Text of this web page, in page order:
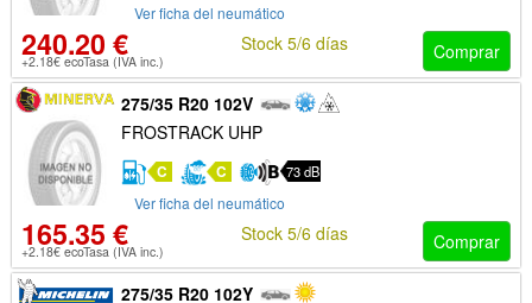
Ver ficha del neumático
240.20 €
+2.18€ ecoTasa (IVA inc.) Comprar
Stock 5/6 días
275/35 R20 102V
FROSTRACK UHP
C C 73 dB
Ver ficha del neumático
165.35 €
+2.18€ ecoTasa (IVA inc.) Comprar
Stock 5/6 días
275/35 R20 102Y